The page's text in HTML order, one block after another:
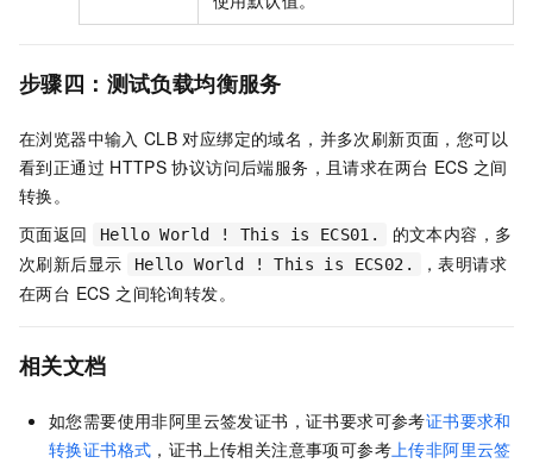
步骤四：测试负载均衡服务
在浏览器中输入 CLB 对应绑定的域名，并多次刷新页面，您可以
看到正通过 HTTPS 协议访问后端服务，且请求在两台 ECS 之间
转换。
页面返回
Hello World ! This is ECS01.
的文本内容，多
次刷新后显示
Hello World ! This is ECS02.
，表明请求
在两台 ECS 之间轮询转发。
相关文档
如您需要使用非阿里云签发证书，证书要求可参考证书要求和
转换证书格式 ，证书上传相关注意事项可参考 上传非阿里云签